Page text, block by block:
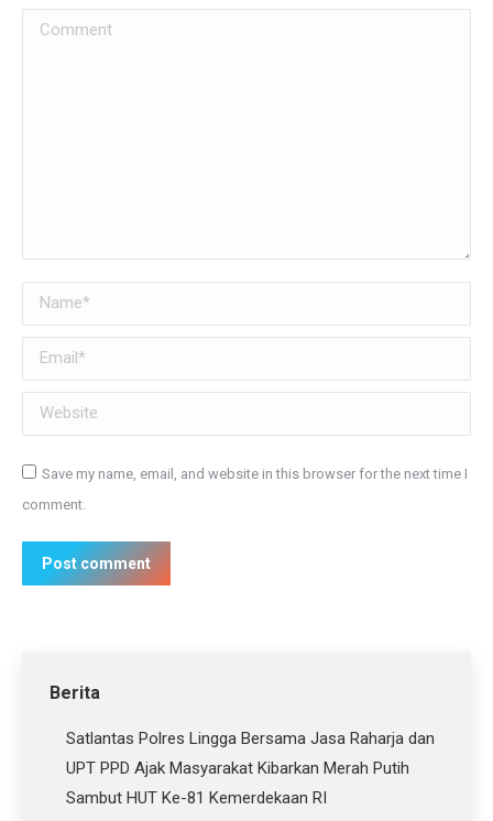
Comment
Name *
Email *
Website
Save my name, email, and website in this browser for the next time I
comment.
Post comment
Berita
Satlantas Polres Lingga Bersama Jasa Raharja dan
UPT PPD Ajak Masyarakat Kibarkan Merah Putih
Sambut HUT Ke-81 Kemerdekaan RI